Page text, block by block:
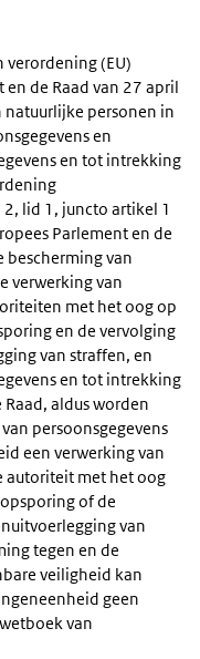
(EU)
de Raad van 27 april
personen in
en
en tot intrekking
2, lid 1, juncto artikel 1
Parlement en de
bescherming van
verwerking van
met het oog op
en de vervolging
van straffen, en
en tot intrekking
aldus worden
persoonsgegevens
een verwerking van
autoriteit met het oog
of de
van
tegen en de
veiligheid kan
geen
van